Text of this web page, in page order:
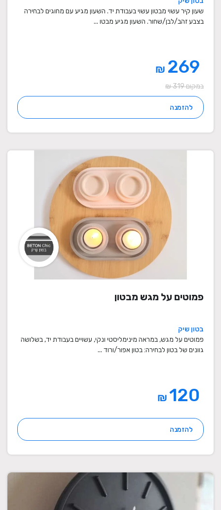
שעון קיר עשוי מבטון עשוי בעבודת יד. השעון מגיע עם מחוגים לבחירה
בצבע זהב/לבן/שחור. השעון מגיע מבטו ...
₪
במקום 319 ₪
להזמנה
פמוטים על מגש מבטון
בטון שיק
פמוטים על מגש, במראה מינימליסטי ונקי, עשויים בעבודת יד, בשלושה
גוונים של בטון לבחירה: בטון אפור/ורוד ...
₪
להזמנה